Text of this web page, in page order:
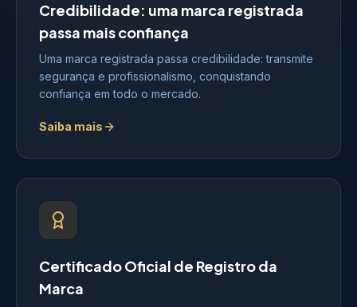
Credibilidade: uma marca registrada
passa mais confiança
Uma marca registrada passa credibilidade: transmite
segurança e profissionalismo, conquistando
confiança em todo o mercado.
Saiba mais
Certificado Oficial de Registro da
Marca